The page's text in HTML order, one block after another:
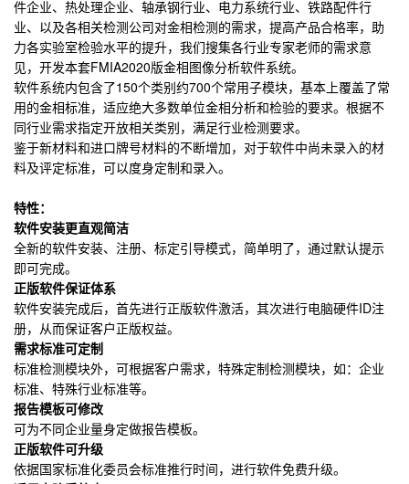
件企业、热处理企业、轴承钢行业、电力系统行业、铁路配件行
业、以及各相关检测公司对金相检测的需求，提高产品合格率，助
力各实验室检验水平的提升，我们搜集各行业专家老师的需求意
见，开发本套FMIA2020版金相图像分析软件系统。
软件系统内包含了150个类别约700个常用子模块，基本上覆盖了常
用的金相标准，适应绝大多数单位金相分析和检验的要求。根据不
同行业需求指定开放相关类别，满足行业检测要求。
鉴于新材料和进口牌号材料的不断增加，对于软件中尚未录入的材
料及评定标准，可以度身定制和录入。
特性：
软件安装更直观简洁
全新的软件安装、注册、标定引导模式，简单明了，通过默认提示
即可完成。
正版软件保证体系
软件安装完成后，首先进行正版软件激活，其次进行电脑硬件ID注
册，从而保证客户正版权益。
需求标准可定制
标准检测模块外，可根据客户需求，特殊定制检测模块，如：企业
标准、特殊行业标准等。
报告模板可修改
可为不同企业量身定做报告模板。
正版软件可升级
依据国家标准化委员会标准推行时间，进行软件免费升级。